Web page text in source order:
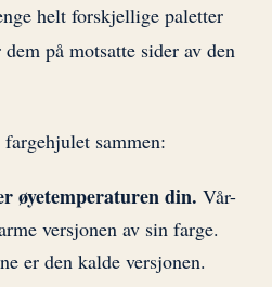
helt forskjellige paletter
på motsatte sider av den
sammen:
øyetemperaturen din. Vår-
versjonen av sin farge.
er den kalde versjonen.